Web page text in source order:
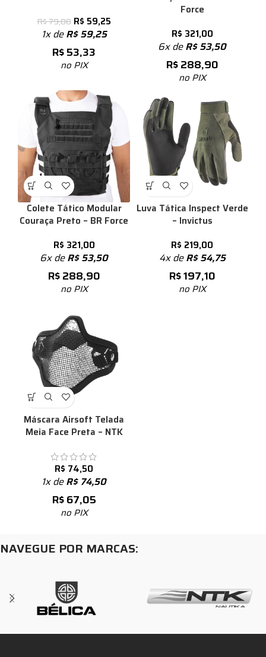
R$79,00 R$ 59,25
1x deR$59,25
R$53,33
no PIX
Force
R$ 321,00
6x deR$53,50
R$288,90
no PIX
Colete Tático Modular
Couraça Preto – BR Force
R$ 321,00
6x deR$53,50
R$288,90
no PIX
Luva Tática Inspect Verde
– Invictus
R$ 219,00
4x deR$54,75
R$197,10
no PIX
Máscara Airsoft Telada
Meia Face Preta – NTK
R$ 74,50
1x deR$74,50
R$67,05
no PIX
NAVEGUE POR MARCAS: